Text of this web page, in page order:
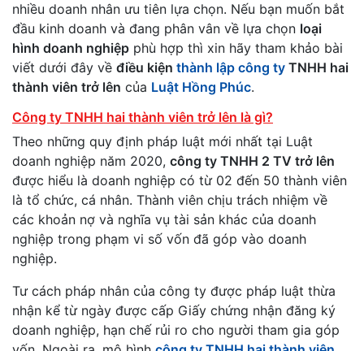
nhiều doanh nhân ưu tiên lựa chọn. Nếu bạn muốn bắt
đầu kinh doanh và đang phân vân về lựa chọn loại
hình doanh nghiệp phù hợp thì xin hãy tham khảo bài
viết dưới đây về điều kiện thành lập công ty TNHH hai
thành viên trở lên của Luật Hồng Phúc.
Công ty TNHH hai thành viên trở lên là gì?
Theo những quy định pháp luật mới nhất tại Luật
doanh nghiệp năm 2020, công ty TNHH 2 TV trở lên
được hiểu là doanh nghiệp có từ 02 đến 50 thành viên
là tổ chức, cá nhân. Thành viên chịu trách nhiệm về
các khoản nợ và nghĩa vụ tài sản khác của doanh
nghiệp trong phạm vi số vốn đã góp vào doanh
nghiệp.
Tư cách pháp nhân của công ty được pháp luật thừa
nhận kể từ ngày được cấp Giấy chứng nhận đăng ký
doanh nghiệp, hạn chế rủi ro cho người tham gia góp